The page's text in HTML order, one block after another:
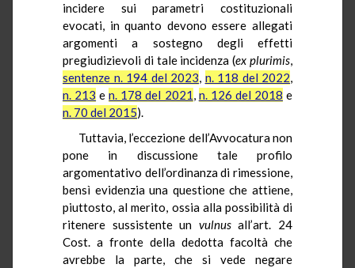
incidere sui parametri costituzionali
evocati, in quanto devono essere allegati
argomenti a sostegno degli effetti
pregiudizievoli di tale incidenza (explurimis,
sentenze n. 194 del 2023, n. 118 del 2022,
n. 213 en. 178 del 2021, n. 126 del 2018 e
n. 70 del 2015).
Tuttavia, l’eccezione dell’Avvocatura non
pone in discussione tale profilo
argomentativo dell’ordinanza di rimessione,
bensì evidenzia una questione che attiene,
piuttosto, al merito, ossia alla possibilità di
ritenere sussistente un vulnusall’art. 24
Cost. a fronte della dedotta facoltà che
avrebbe la parte, che si vede negare